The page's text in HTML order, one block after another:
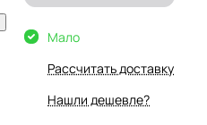
Мало
Рассчитать доставку
Нашли дешевле?